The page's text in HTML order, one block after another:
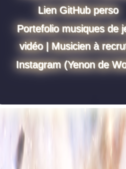
Lien GitHub perso
Portefolio musiques de
vidéo | Musicien à
Instagram (Yenon de